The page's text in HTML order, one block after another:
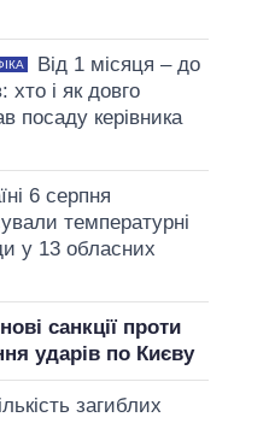
Від 1 місяця – до
хто і як довго
посаду керівника
6 серпня
температурні
у 13 обласних
санкції проти
ударів по Києву
загиблих